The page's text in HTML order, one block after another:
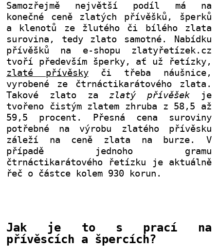
Samozřejmě největší podíl má na
konečné ceně zlatých přívěšků, šperků
a klenotů ze žlutého či bílého zlata
surovina, tedy zlato samotné. Nabídku
přívěšků na e-shopu zlatyřetízek.cz
tvoří především šperky, ať už řetízky,
zlaté přívěskyči třeba náušnice,
vyrobené ze čtrnáctikarátového zlata.
Takové zlato zazlatý přívěšek je
tvořeno čistým zlatem zhruba z 58,5 až
59,5 procent. Přesná cena suroviny
potřebné na výrobu zlatého přívěsku
záleží na ceně zlata na burze. V
případě jednoho gramu
čtrnáctikarátového řetízku je aktuálně
řeč o částce kolem 930 korun.
Jak je to s prací na
přívěscích a špercích?